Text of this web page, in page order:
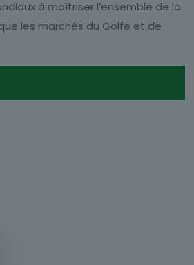
à maîtriser l’ensemble de la
les marchés du Golfe et de